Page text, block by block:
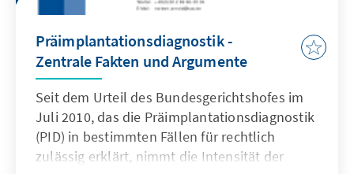
Präimplantationsdiagnostik -
Zentrale Fakten und Argumente
Seit dem Urteil des Bundesgerichtshofes im
Juli 2010, das die Präimplantationsdiagnostik
(PID) in bestimmten Fällen für rechtlich
zulässig erklärt, nimmt die Intensität der